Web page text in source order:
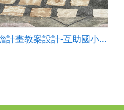
前瞻計畫教案設計-互助國小李宥蓁-輔助教學-好玩的植物染